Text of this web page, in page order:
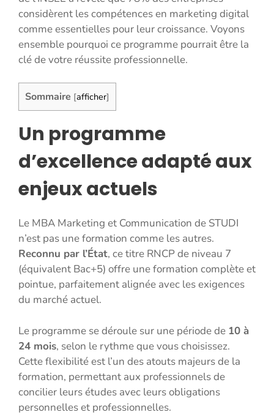
considèrent les compétences en marketing digital
comme essentielles pour leur croissance. Voyons
ensemble pourquoi ce programme pourrait être la
clé de votre réussite professionnelle.
Sommaire [afficher]
Un programme
d’excellence adapté aux
enjeux actuels
Le MBA Marketing et Communication de STUDI
n’est pas une formation comme les autres.
Reconnu par l’État, ce titre RNCP de niveau 7
(équivalent Bac+5) offre une formation complète et
pointue, parfaitement alignée avec les exigences
du marché actuel.
Le programme se déroule sur une période de 10 à
24 mois, selon le rythme que vous choisissez.
Cette flexibilité est l’un des atouts majeurs de la
formation, permettant aux professionnels de
concilier leurs études avec leurs obligations
personnelles et professionnelles.